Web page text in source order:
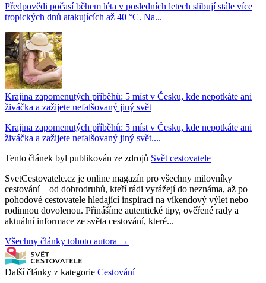
Předpovědi počasí během léta v posledních letech slibují stále více
tropických dnů atakujících až 40 °C. Na...
Krajina zapomenutých příběhů: 5 míst v Česku, kde nepotkáte ani
živáčka a zažijete nefalšovaný jiný svět
Krajina zapomenutých příběhů: 5 míst v Česku, kde nepotkáte ani
živáčka a zažijete nefalšovaný jiný svět....
Tento článek byl publikován ze zdrojů Svět cestovatele
SvetCestovatele.cz je online magazín pro všechny milovníky
cestování – od dobrodruhů, kteří rádi vyrážejí do neznáma, až po
pohodové cestovatele hledající inspiraci na víkendový výlet nebo
rodinnou dovolenou. Přinášíme autentické tipy, ověřené rady a
aktuální informace ze světa cestování, které...
Všechny články tohoto autora →
Další články z kategorie Cestování